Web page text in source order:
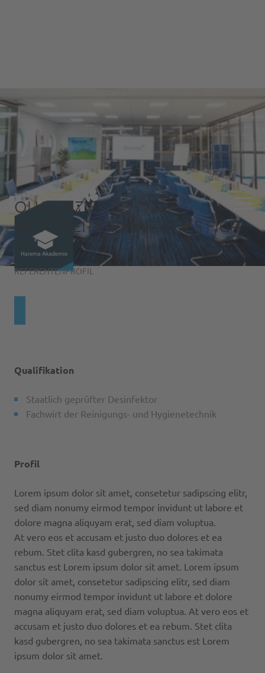
Soziale Projekte
Standorte
Zukunft bei Harema
Karriere
Handelsmarken
TUBELESS
Cleany
DESI StandART
EVO
EVOLUTION
Logistik
QUALIFIZIERTE
MITARBEITER/INNEN DES FIGR
REFERENTENPROFIL
Qualifikation
Staatlich geprüfter Desinfektor
Fachwirt der Reinigungs- und Hygienetechnik
Profil
Lorem ipsum dolor sit amet, consetetur sadipscing elitr,
sed diam nonumy eirmod tempor invidunt ut labore et
dolore magna aliquyam erat, sed diam voluptua.
At vero eos et accusam et justo duo dolores et ea
rebum. Stet clita kasd gubergren, no sea takimata
sanctus est Lorem ipsum dolor sit amet. Lorem ipsum
dolor sit amet, consetetur sadipscing elitr, sed diam
nonumy eirmod tempor invidunt ut labore et dolore
magna aliquyam erat, sed diam voluptua. At vero eos et
accusam et justo duo dolores et ea rebum. Stet clita
kasd gubergren, no sea takimata sanctus est Lorem
ipsum dolor sit amet.